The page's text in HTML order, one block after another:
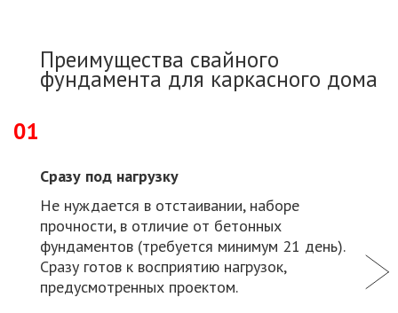
Преимущества свайного
фундамента для каркасного дома
01
Сразу под нагрузку
Не нуждается в отстаивании, наборе
прочности, в отличие от бетонных
фундаментов (требуется минимум 21 день).
Сразу готов к восприятию нагрузок,
предусмотренных проектом.